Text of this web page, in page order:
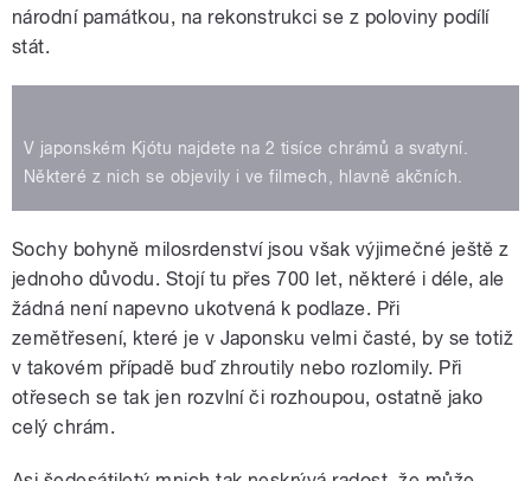
národní památkou, na rekonstrukci se z poloviny podílí
stát.
V japonském Kjótu najdete na 2 tisíce chrámů a svatyní.
Některé z nich se objevily i ve filmech, hlavně akčních.
Sochy bohyně milosrdenství jsou však výjimečné ještě z
jednoho důvodu. Stojí tu přes 700 let, některé i déle, ale
žádná není napevno ukotvená k podlaze. Při
zemětřesení, které je v Japonsku velmi časté, by se totiž
v takovém případě buď zhroutily nebo rozlomily. Při
otřesech se tak jen rozvlní či rozhoupou, ostatně jako
celý chrám.